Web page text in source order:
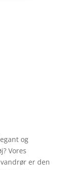
og
Vores
er den